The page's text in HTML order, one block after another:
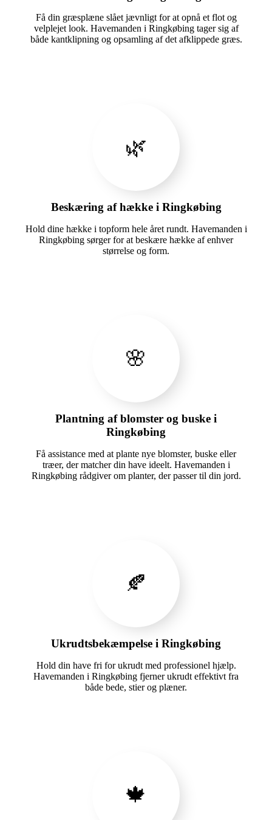
Få din græsplæne slået jævnligt for at opnå et flot og
velplejet look. Havemanden i Ringkøbing tager sig af
både kantklipning og opsamling af det afklippede græs.
🌿
Beskæring af hække i Ringkøbing
Hold dine hække i topform hele året rundt. Havemanden i
Ringkøbing sørger for at beskære hække af enhver
størrelse og form.
🌸
Plantning af blomster og buske i
Ringkøbing
Få assistance med at plante nye blomster, buske eller
træer, der matcher din have ideelt. Havemanden i
Ringkøbing rådgiver om planter, der passer til din jord.
🍂
Ukrudtsbekæmpelse i Ringkøbing
Hold din have fri for ukrudt med professionel hjælp.
Havemanden i Ringkøbing fjerner ukrudt effektivt fra
både bede, stier og plæner.
🍁